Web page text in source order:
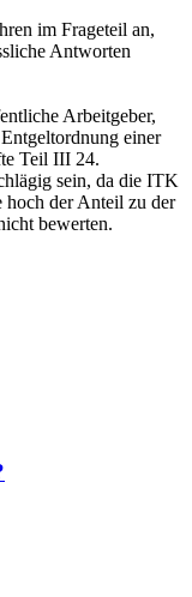
im Frageteil an,
Antworten
Arbeitgeber,
einer
Teil III 24.
sein, da die ITK
hoch der Anteil zu der
bewerten.